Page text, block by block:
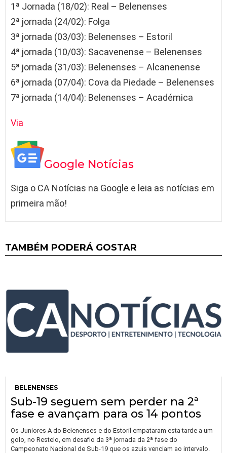
1ª Jornada (18/02): Real – Belenenses
2ª jornada (24/02): Folga
3ª jornada (03/03): Belenenses – Estoril
4ª jornada (10/03): Sacavenense – Belenenses
5ª jornada (31/03): Belenenses – Alcanenense
6ª jornada (07/04): Cova da Piedade – Belenenses
7ª jornada (14/04): Belenenses – Académica
Via
Google Notícias
Siga o CA Notícias na Google e leia as notícias em
primeira mão!
TAMBÉM PODERÁ GOSTAR
BELENENSES
Sub-19 seguem sem perder na 2ª
fase e avançam para os 14 pontos
Os Juniores A do Belenenses e do Estoril empataram esta tarde a um
golo, no Restelo, em desafio da 3ª jornada da 2ª fase do
Campeonato Nacional de Sub-19 que os azuis venciam ao intervalo.